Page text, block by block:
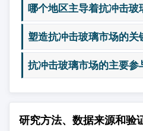
哪个地区主导着抗冲击玻
塑造抗冲击玻璃市场的关
抗冲击玻璃市场的主要参
研究方法、数据来源和验